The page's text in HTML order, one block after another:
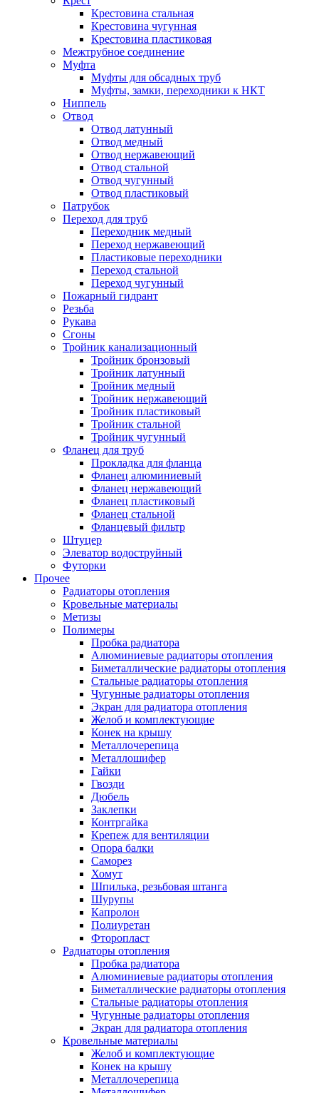
Крестовина стальная
Крестовина чугунная
Крестовина пластиковая
Межтрубное соединение
Муфта
Муфты для обсадных труб
Муфты, замки, переходники к НКТ
Ниппель
Отвод
Отвод латунный
Отвод медный
Отвод нержавеющий
Отвод стальной
Отвод чугунный
Отвод пластиковый
Патрубок
Переход для труб
Переходник медный
Переход нержавеющий
Пластиковые переходники
Переход стальной
Переход чугунный
Пожарный гидрант
Резьба
Рукава
Сгоны
Тройник канализационный
Тройник бронзовый
Тройник латунный
Тройник медный
Тройник нержавеющий
Тройник пластиковый
Тройник стальной
Тройник чугунный
Фланец для труб
Прокладка для фланца
Фланец алюминиевый
Фланец нержавеющий
Фланец пластиковый
Фланец стальной
Фланцевый фильтр
Штуцер
Элеватор водоструйный
Футорки
Прочее
Радиаторы отопления
Кровельные материалы
Метизы
Полимеры
Пробка радиатора
Алюминиевые радиаторы отопления
Биметаллические радиаторы отопления
Стальные радиаторы отопления
Чугунные радиаторы отопления
Экран для радиатора отопления
Желоб и комплектующие
Конек на крышу
Металлочерепица
Металлошифер
Гайки
Гвозди
Дюбель
Заклепки
Контргайка
Крепеж для вентиляции
Опора балки
Саморез
Хомут
Шпилька, резьбовая штанга
Шурупы
Капролон
Полиуретан
Фторопласт
Радиаторы отопления
Пробка радиатора
Алюминиевые радиаторы отопления
Биметаллические радиаторы отопления
Стальные радиаторы отопления
Чугунные радиаторы отопления
Экран для радиатора отопления
Кровельные материалы
Желоб и комплектующие
Конек на крышу
Металлочерепица